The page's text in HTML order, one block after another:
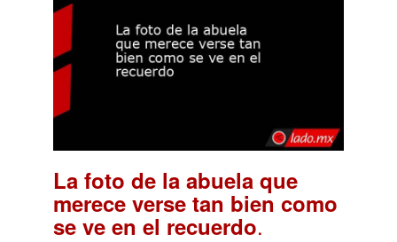
La foto de la abuela que
merece verse tan bien como
se ve en el recuerdo.